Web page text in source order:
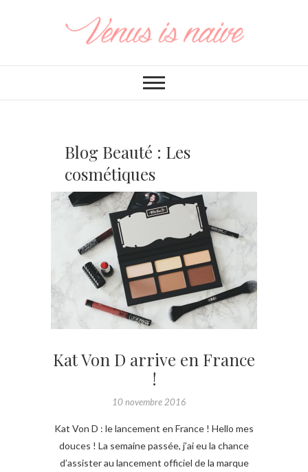
Blog Beauté : Les
cosmétiques
Kat Von D arrive en France
!
10 novembre 2016
Kat Von D : le lancement en France ! Hello mes
douces ! La semaine passée, j’ai eu la chance
d’assister au lancement officiel de la marque